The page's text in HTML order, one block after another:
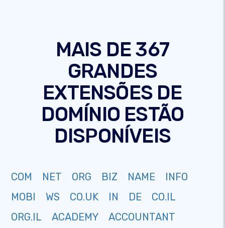
MAIS DE 367
GRANDES
EXTENSÕES DE
DOMÍNIO ESTÃO
DISPONÍVEIS
COM NET ORG BIZ NAME
INFO
MOBI
WS CO.UK IN DE
CO.IL
ORG.IL
ACADEMY
ACCOUNTANT